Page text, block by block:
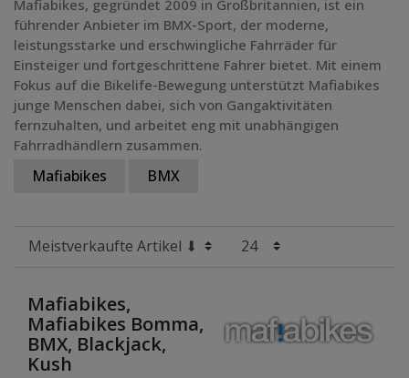
Mafiabikes, gegründet 2009 in Großbritannien, ist ein
führender Anbieter im BMX-Sport, der moderne,
leistungsstarke und erschwingliche Fahrräder für
Einsteiger und fortgeschrittene Fahrer bietet. Mit einem
Fokus auf die Bikelife-Bewegung unterstützt Mafiabikes
junge Menschen dabei, sich von Gangaktivitäten
fernzuhalten, und arbeitet eng mit unabhängigen
Fahrradhändlern zusammen.
Mafiabikes BMX
Mafiabikes,
Mafiabikes Bomma,
BMX, Blackjack,
Kush